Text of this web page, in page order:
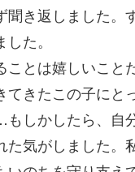
き返しました
た。
とは嬉しいこと
きたこの子にと
しかしたら、自
気がしました。